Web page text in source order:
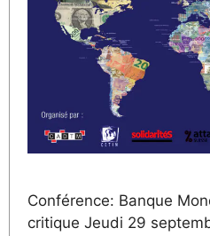
Conférence: Banque
critique Jeudi 29